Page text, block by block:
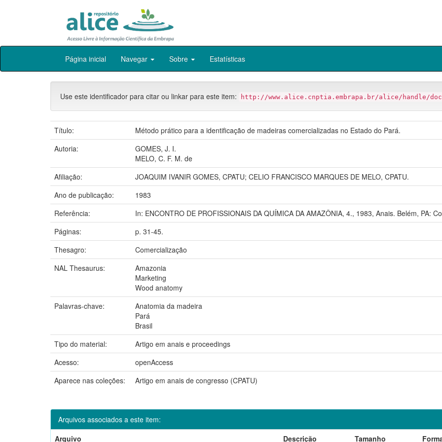
Skip
Página inicial Navegar Sobre Estatísticas
Use este identificador para citar ou linkar para este item: http://www.alice.cnptia.embrapa.br/alice/handle/
Título:
Método prático para a identificação de madeiras comercializadas no Estado do Pará.
Autoria:
GOMES, J. I.
MELO, C. F. M. de
Afiliação:
JOAQUIM IVANIR GOMES, CPATU; CELIO FRANCISCO MARQUES DE MELO, CPATU.
Ano de publicação:
1983
Referência:
In: ENCONTRO DE PROFISSIONAIS DA QUÍMICA DA AMAZÔNIA, 4., 1983, Anais. Belém, PA:
Páginas:
p. 31-45.
Thesagro:
Comercialização
NAL Thesaurus:
Amazonia
Marketing
Wood anatomy
Palavras-chave:
Anatomia da madeira
Pará
Brasil
Tipo do material:
Artigo em anais e proceedings
Acesso:
openAccess
Aparece nas coleções:
Artigo em anais de congresso (CPATU)
Arquivos associados a este item:
Arquivo
Descrição Tamanho